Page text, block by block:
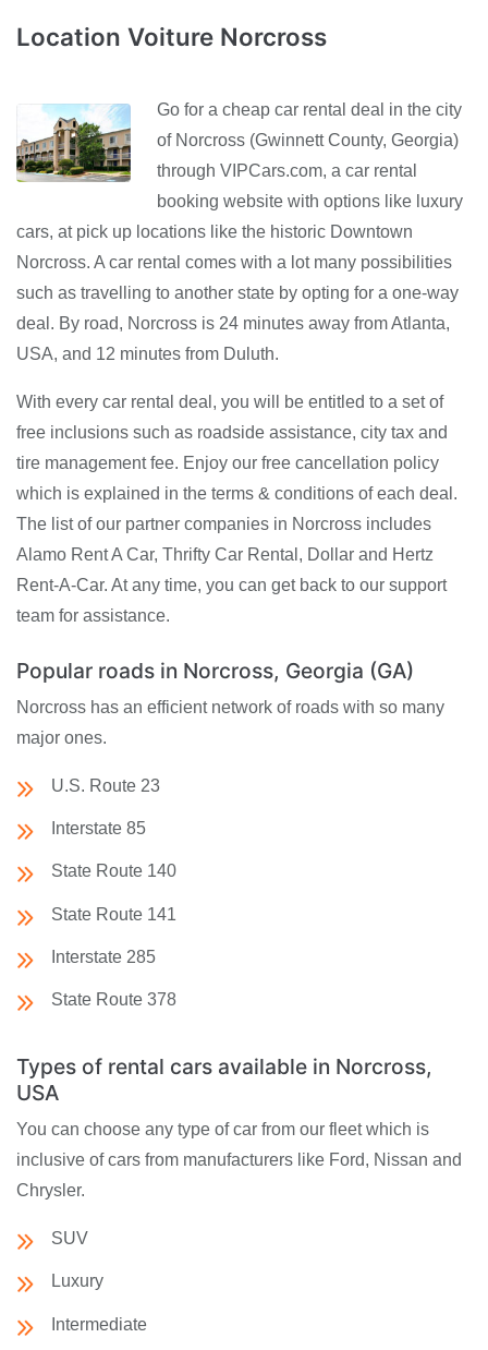
Location Voiture Norcross
Go for a cheap car rental deal in the city
of Norcross (Gwinnett County, Georgia)
through VIPCars.com, a car rental
booking website with options like luxury
cars, at pick up locations like the historic Downtown
Norcross. A car rental comes with a lot many possibilities
such as travelling to another state by opting for a one-way
deal. By road, Norcross is 24 minutes away from Atlanta,
USA, and 12 minutes from Duluth.
With every car rental deal, you will be entitled to a set of
free inclusions such as roadside assistance, city tax and
tire management fee. Enjoy our free cancellation policy
which is explained in the terms & conditions of each deal.
The list of our partner companies in Norcross includes
Alamo Rent A Car, Thrifty Car Rental, Dollar and Hertz
Rent-A-Car. At any time, you can get back to our support
team for assistance.
Popular roads in Norcross, Georgia (GA)
Norcross has an efficient network of roads with so many
major ones.
U.S. Route 23
Interstate 85
State Route 140
State Route 141
Interstate 285
State Route 378
Types of rental cars available in Norcross,
USA
You can choose any type of car from our fleet which is
inclusive of cars from manufacturers like Ford, Nissan and
Chrysler.
SUV
Luxury
Intermediate